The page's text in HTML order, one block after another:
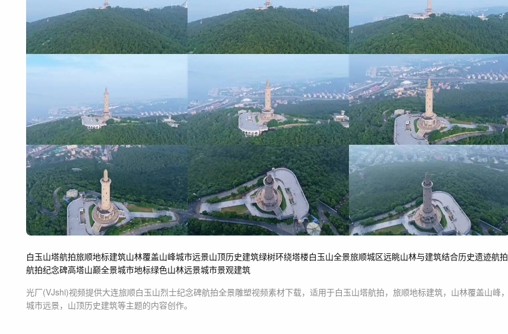
白玉山塔航拍旅顺地标建筑山林覆盖山峰城市远景山顶历史建筑绿树环绕塔楼白玉山全景旅顺城区远眺山林与建筑结合历史遗迹航拍
航拍纪念碑高塔山巅全景城市地标绿色山林远景城市景观建筑
光厂(VJshi)视频提供大连旅顺白玉山烈士纪念碑航拍全景雕塑视频素材下载，适用于白玉山塔航拍，旅顺地标建筑，山林覆盖山峰，
城市远景，山顶历史建筑等主题的内容创作。